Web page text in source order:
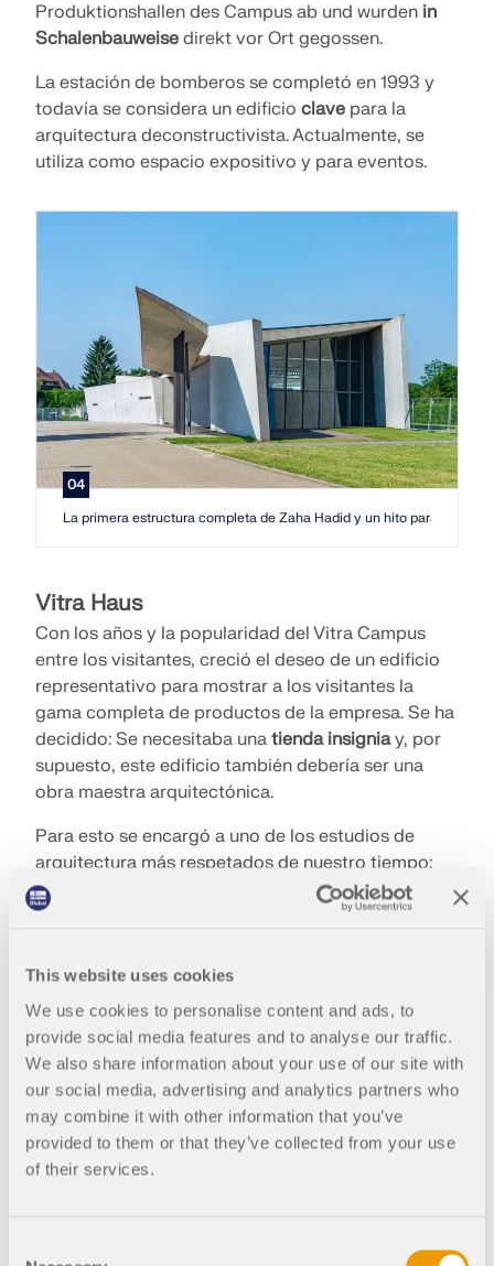
This website uses cookies
We use cookies to personalise content and ads, to
provide social media features and to analyse our traffic.
We also share information about your use of our site with
our social media, advertising and analytics partners who
may combine it with other information that you’ve
provided to them or that they’ve collected from your use
of their services.
Produktionshallen des Campus ab und wurden in
Schalenbauweise direkt vor Ort gegossen.
La estación de bomberos se completó en 1993 y
todavía se considera un edificio clave para la
arquitectura deconstructivista. Actualmente, se
utiliza como espacio expositivo y para eventos.
04
La primera estructura completa de Zaha Hadid y un hito para el
Vitra Haus
Con los años y la popularidad del Vitra Campus
entre los visitantes, creció el deseo de un edificio
representativo para mostrar a los visitantes la
gama completa de productos de la empresa. Se ha
decidido: Se necesitaba una tienda insigniay, por
supuesto, este edificio también debería ser una
obra maestra arquitectónica.
Para esto se encargó a uno de los estudios de
arquitectura más respetados de nuestro tiempo:
Herzog & de Meuron
. Aquí debería haber espacio
no solo para salas de exposición para instalaciones
necesario integrar una tienda del museo, una
así decirlo, para todas las necesidades. En 2010,
había llegado el momento: LaVitraHausse
inauguró en
¿Una casa tiene un solo techo? Los arquitectos
aquí rompieron con esta forma de pensar
tradicional. La estructura del edificio es una